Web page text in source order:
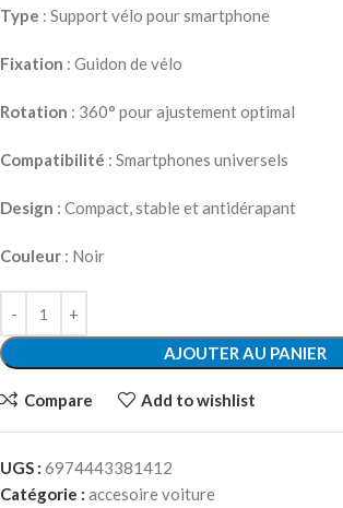
Type : Support vélo pour smartphone
Fixation : Guidon de vélo
Rotation : 360° pour ajustement optimal
Compatibilité : Smartphones universels
Design : Compact, stable et antidérapant
Couleur : Noir
AJOUTER AU PANIER
Compare Add to wishlist
UGS : 6974443381412
Catégorie : accesoire voiture